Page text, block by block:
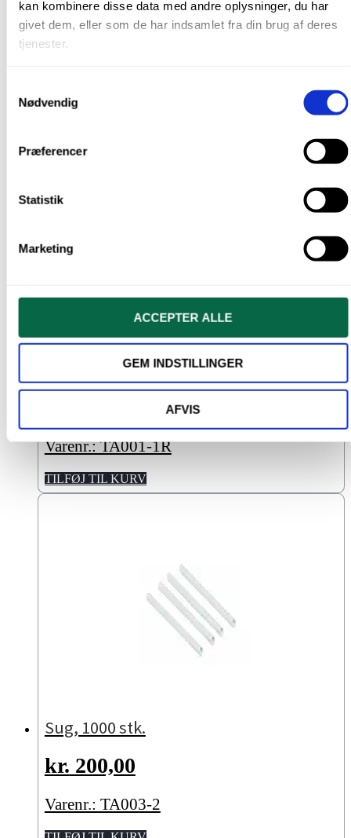
kan kombinere disse data med andre oplysninger, du har
givet dem, eller som de har indsamlet fra din brug af deres
tjenester.
Nødvendig
Præferencer
Statistik
Marketing
ACCEPTER ALLE
GEM INDSTILLINGER
AFVIS
Adapter til sug, ø 11/16 mm, 10 stk.
kr.
Flexsug, 100 stk., aftagelige hætter
Varenr.: TA001-1R
TILFØJ TIL KURV
Sug, 1000 stk.
kr. 200,00
Varenr.: TA003-2